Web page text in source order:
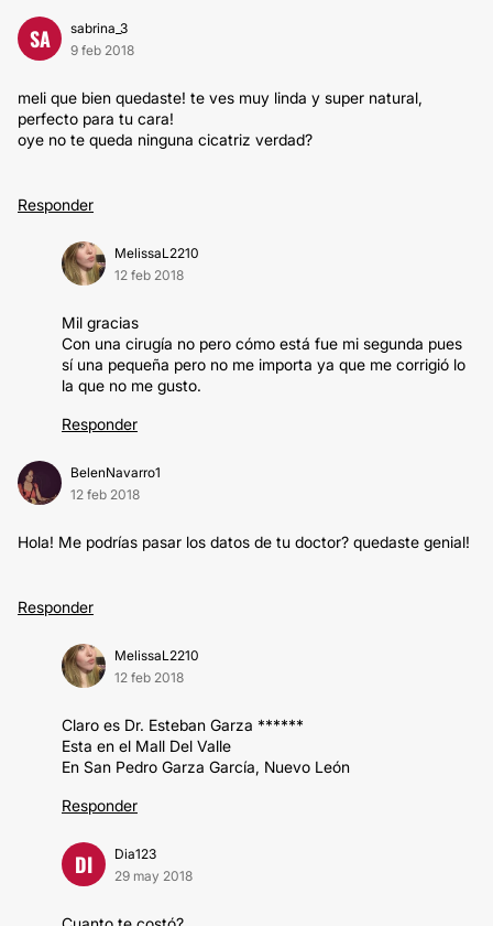
SA
sabrina_3
9 feb 2018
meli que bien quedaste! te ves muy linda y super natural,
perfecto para tu cara!
oye no te queda ninguna cicatriz verdad?
Responder
MelissaL2210
12 feb 2018
Mil gracias
Con una cirugía no pero cómo está fue mi segunda pues
sí una pequeña pero no me importa ya que me corrigió lo
la que no me gusto.
Responder
BelenNavarro1
12 feb 2018
Hola! Me podrías pasar los datos de tu doctor? quedaste genial!
Responder
MelissaL2210
12 feb 2018
Claro es Dr. Esteban Garza ‭******
Esta en el Mall Del Valle
En San Pedro Garza García, Nuevo León
Responder
DI
Dia123
29 may 2018